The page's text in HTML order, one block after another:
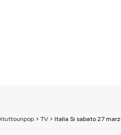
> TV> Italia Si sabato 27